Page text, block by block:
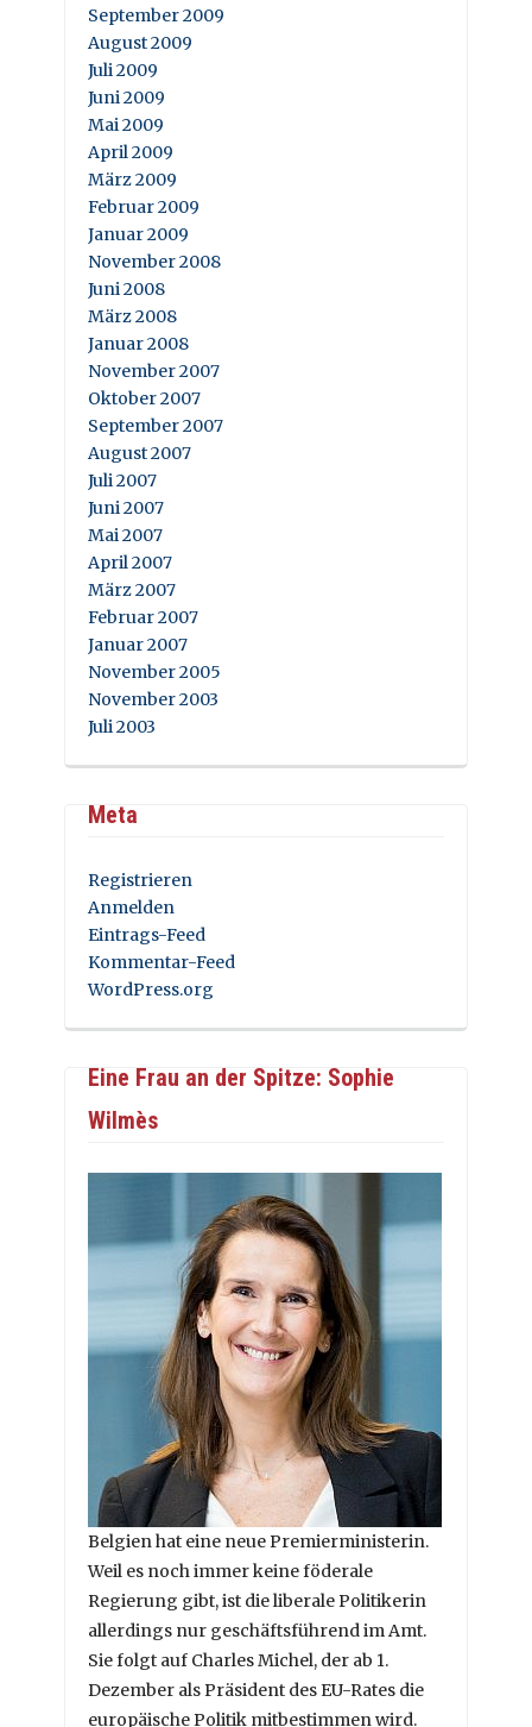
September 2009
August 2009
Juli 2009
Juni 2009
Mai 2009
April 2009
März 2009
Februar 2009
Januar 2009
November 2008
Juni 2008
März 2008
Januar 2008
November 2007
Oktober 2007
September 2007
August 2007
Juli 2007
Juni 2007
Mai 2007
April 2007
März 2007
Februar 2007
Januar 2007
November 2005
November 2003
Juli 2003
Meta
Registrieren
Anmelden
Eintrags-Feed
Kommentar-Feed
WordPress.org
Eine Frau an der Spitze: Sophie
Wilmès
Belgien hat eine neue Premierministerin.
Weil es noch immer keine föderale
Regierung gibt, ist die liberale Politikerin
allerdings nur geschäftsführend im Amt.
Sie folgt auf Charles Michel, der ab 1.
Dezember als Präsident des EU-Rates die
europäische Politik mitbestimmen wird.